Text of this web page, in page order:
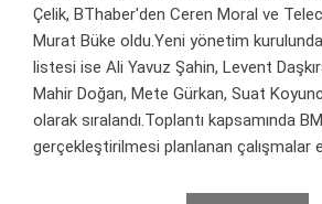
Çelik, BThaber'den Ceren Moral ve
Murat Büke oldu.Yeni yönetim
listesi ise Ali Yavuz Şahin, Levent
Mahir Doğan, Mete Gürkan, Suat
olarak sıralandı.Toplantı kapsamında
gerçekleştirilmesi planlanan çalışmalar